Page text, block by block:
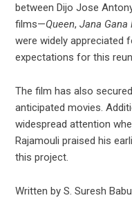
between Dijo Jose
films—Queen,Jana Gana
were widely appreciated
expectations for this
The film has also
anticipated movies.
widespread attention
Rajamouli praised his
this project.
Written by S. Suresh